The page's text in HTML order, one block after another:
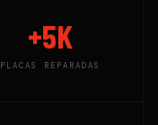
+5K
PLACAS REPARADAS